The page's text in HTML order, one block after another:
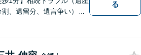
割、遺留分、遺言争い）、
る